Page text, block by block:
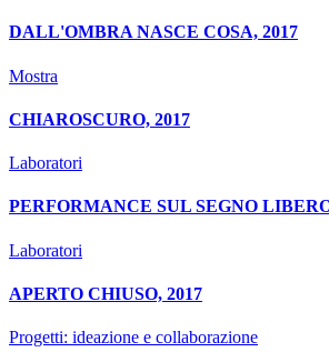
DALL'OMBRA NASCE COSA, 2017
Mostra
CHIAROSCURO, 2017
Laboratori
PERFORMANCE SUL SEGNO
Laboratori
APERTO CHIUSO, 2017
Progetti: ideazione e collaborazione